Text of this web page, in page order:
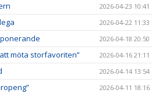
2026-04-23 10:41
2026-04-22 11:33
2026-04-18 20:50
möta storfavoriten” 2026-04-16 21:11
2026-04-14 13:54
2026-04-11 18:16